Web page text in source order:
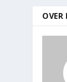
OVER